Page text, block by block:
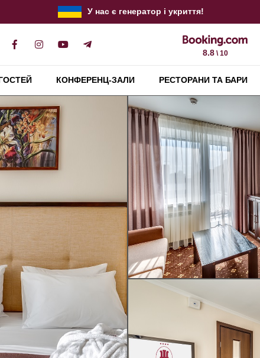
У нас є генератор і укриття!
8.8\ 10
КОНФЕРЕНЦ-ЗАЛИ РЕСТОРАНИ ТА БАРИ